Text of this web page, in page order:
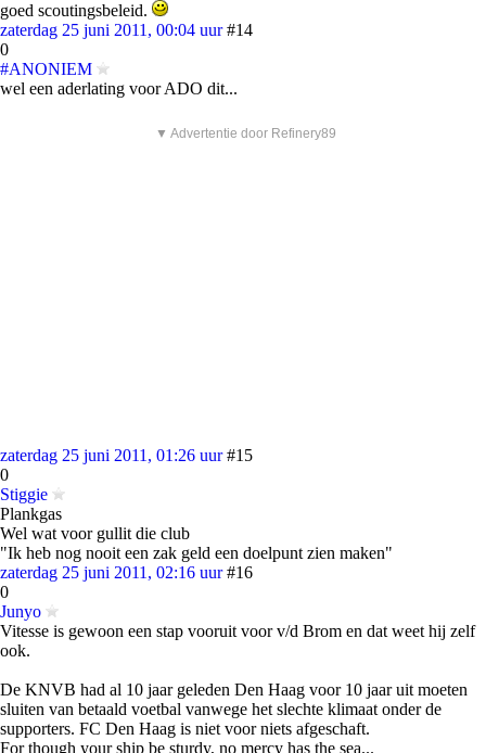
goed scoutingsbeleid.
zaterdag 25 juni 2011, 00:04 uur #14
0
#ANONIEM
wel een aderlating voor ADO dit...
▼ Advertentie door Refinery89
zaterdag 25 juni 2011, 01:26 uur #15
0
Stiggie
Plankgas
Wel wat voor gullit die club
"Ik heb nog nooit een zak geld een doelpunt zien maken"
zaterdag 25 juni 2011, 02:16 uur #16
0
Junyo
Vitesse is gewoon een stap vooruit voor v/d Brom en dat weet hij zelf
ook.
De KNVB had al 10 jaar geleden Den Haag voor 10 jaar uit moeten
sluiten van betaald voetbal vanwege het slechte klimaat onder de
supporters. FC Den Haag is niet voor niets afgeschaft.
For though your ship be sturdy, no mercy has the sea...